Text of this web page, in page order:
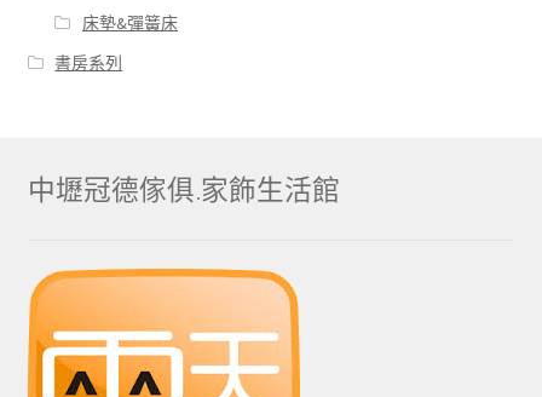
床墊&彈簧床
書房系列
中壢冠德傢俱.家飾生活館